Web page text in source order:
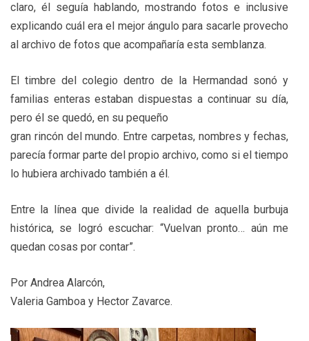
claro, él seguía hablando, mostrando fotos e inclusive
explicando cuál era el mejor ángulo para sacarle provecho
al archivo de fotos que acompañaría esta semblanza.
El timbre del colegio dentro de la Hermandad sonó y
familias enteras estaban dispuestas a continuar su día,
pero él se quedó, en su pequeño
gran rincón del mundo. Entre carpetas, nombres y fechas,
parecía formar parte del propio archivo, como si el tiempo
lo hubiera archivado también a él.
Entre la línea que divide la realidad de aquella burbuja
histórica, se logró escuchar: “Vuelvan pronto… aún me
quedan cosas por contar”.
Por Andrea Alarcón,
Valeria Gamboa y Hector Zavarce.